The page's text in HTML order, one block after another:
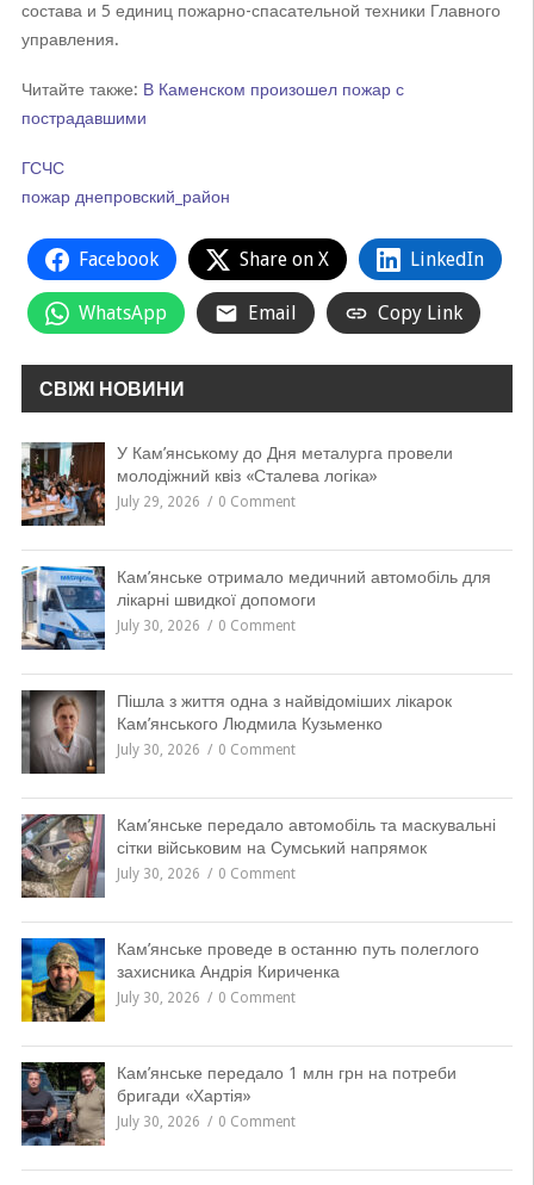
состава и 5 единиц пожарно-спасательной техники Главного
управления.
Читайте также: В Каменском произошел пожар с
пострадавшими
ГСЧС
пожар днепровский_район
Facebook Share on X LinkedIn
WhatsApp Email Copy Link
СВІЖІ НОВИНИ
У Кам’янському до Дня металурга провели
молодіжний квіз «Сталева логіка»
July 29, 2026 0 Comment
Кам’янське отримало медичний автомобіль для
лікарні швидкої допомоги
July 30, 2026 0 Comment
Пішла з життя одна з найвідоміших лікарок
Кам’янського Людмила Кузьменко
July 30, 2026 0 Comment
Кам’янське передало автомобіль та маскувальні
сітки військовим на Сумський напрямок
July 30, 2026 0 Comment
Кам’янське проведе в останню путь полеглого
захисника Андрія Кириченка
July 30, 2026 0 Comment
Кам’янське передало 1 млн грн на потреби
бригади «Хартія»
July 30, 2026 0 Comment